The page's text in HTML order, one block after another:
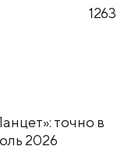
1263
точно в
2026